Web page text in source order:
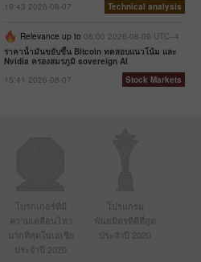
19:43 2026-08-07
Technical analysis
Relevance up to 06:00 2026-08-09 UTC--4
ราคาน้ำมันขยับขึ้น Bitcoin ทดสอบแนวโน้ม และ
Nvidia ครองสมรภูมิ sovereign AI
15:41 2026-08-07
Stock Markets
โบรกเกอร์ที่มี
ความเคลื่อนไหว
มากที่สุดในเอเชีย
ประจำปี 2020
โปรแกรม
พันธมิตรที่ดีที่สุด
ประจำปี 2020